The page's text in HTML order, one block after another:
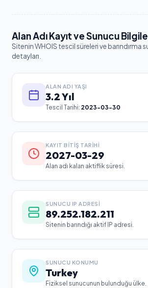
Alan Adı Kayıt ve Sunucu
Sitenin WHOIS tescil süreleri ve barındırma
detayları.
ALAN ADI YAŞI
3.2 Yıl
Tescil Tarihi: 2023-03-30
KAYIT BITIŞ TARIHI
2027-03-29
Alan adı kalan aktiflik süresi.
SUNUCU IP ADRESI
89.252.182.211
Sitenin barındığı aktif IP adresi.
SUNUCU KONUMU
Turkey
Fiziksel sunucunun bulunduğu ülke.